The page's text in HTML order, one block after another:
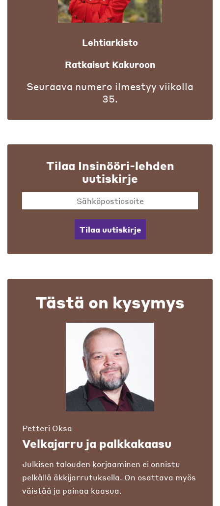
Lehtiarkisto
Ratkaisut Kakuroon
Seuraava numero ilmestyy viikolla
35.
Tilaa Insinööri-lehden
uutiskirje
Tilaa uutiskirje
Tästä on kysymys
Petteri Oksa
Velkajarru ja palkkakaasu
Julkisen talouden korjaaminen ei onnistu
pelkällä äkkijarrutuksella. On osattava myös
väistää ja painaa kaasua.